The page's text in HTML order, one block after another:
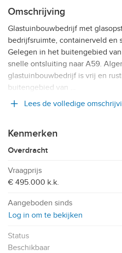
Omschrijving
Glastuinbouwbedrijf met
bedrijfsruimte, containerveld en
Gelegen in het buitengebied
snelle ontsluiting naar A59.
glastuinbouwbedrijf is vrij en
buitengebied van …
Lees de volledige
Kenmerken
Overdracht
Vraagprijs
€ 495.000 k.k.
Aangeboden sinds
Log in om te bekijken
Status
Beschikbaar